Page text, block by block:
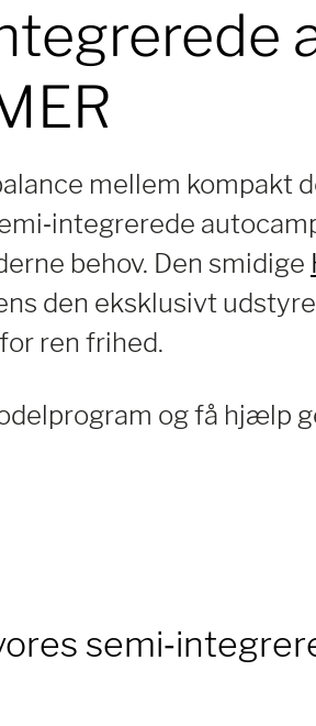
mellem kompakt
behov. Den smidige
den eksklusivt
ren frihed.
og få hjælp